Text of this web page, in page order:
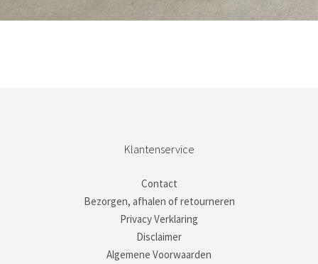
Klantenservice
Contact
Bezorgen, afhalen of retourneren
Privacy Verklaring
Disclaimer
Algemene Voorwaarden